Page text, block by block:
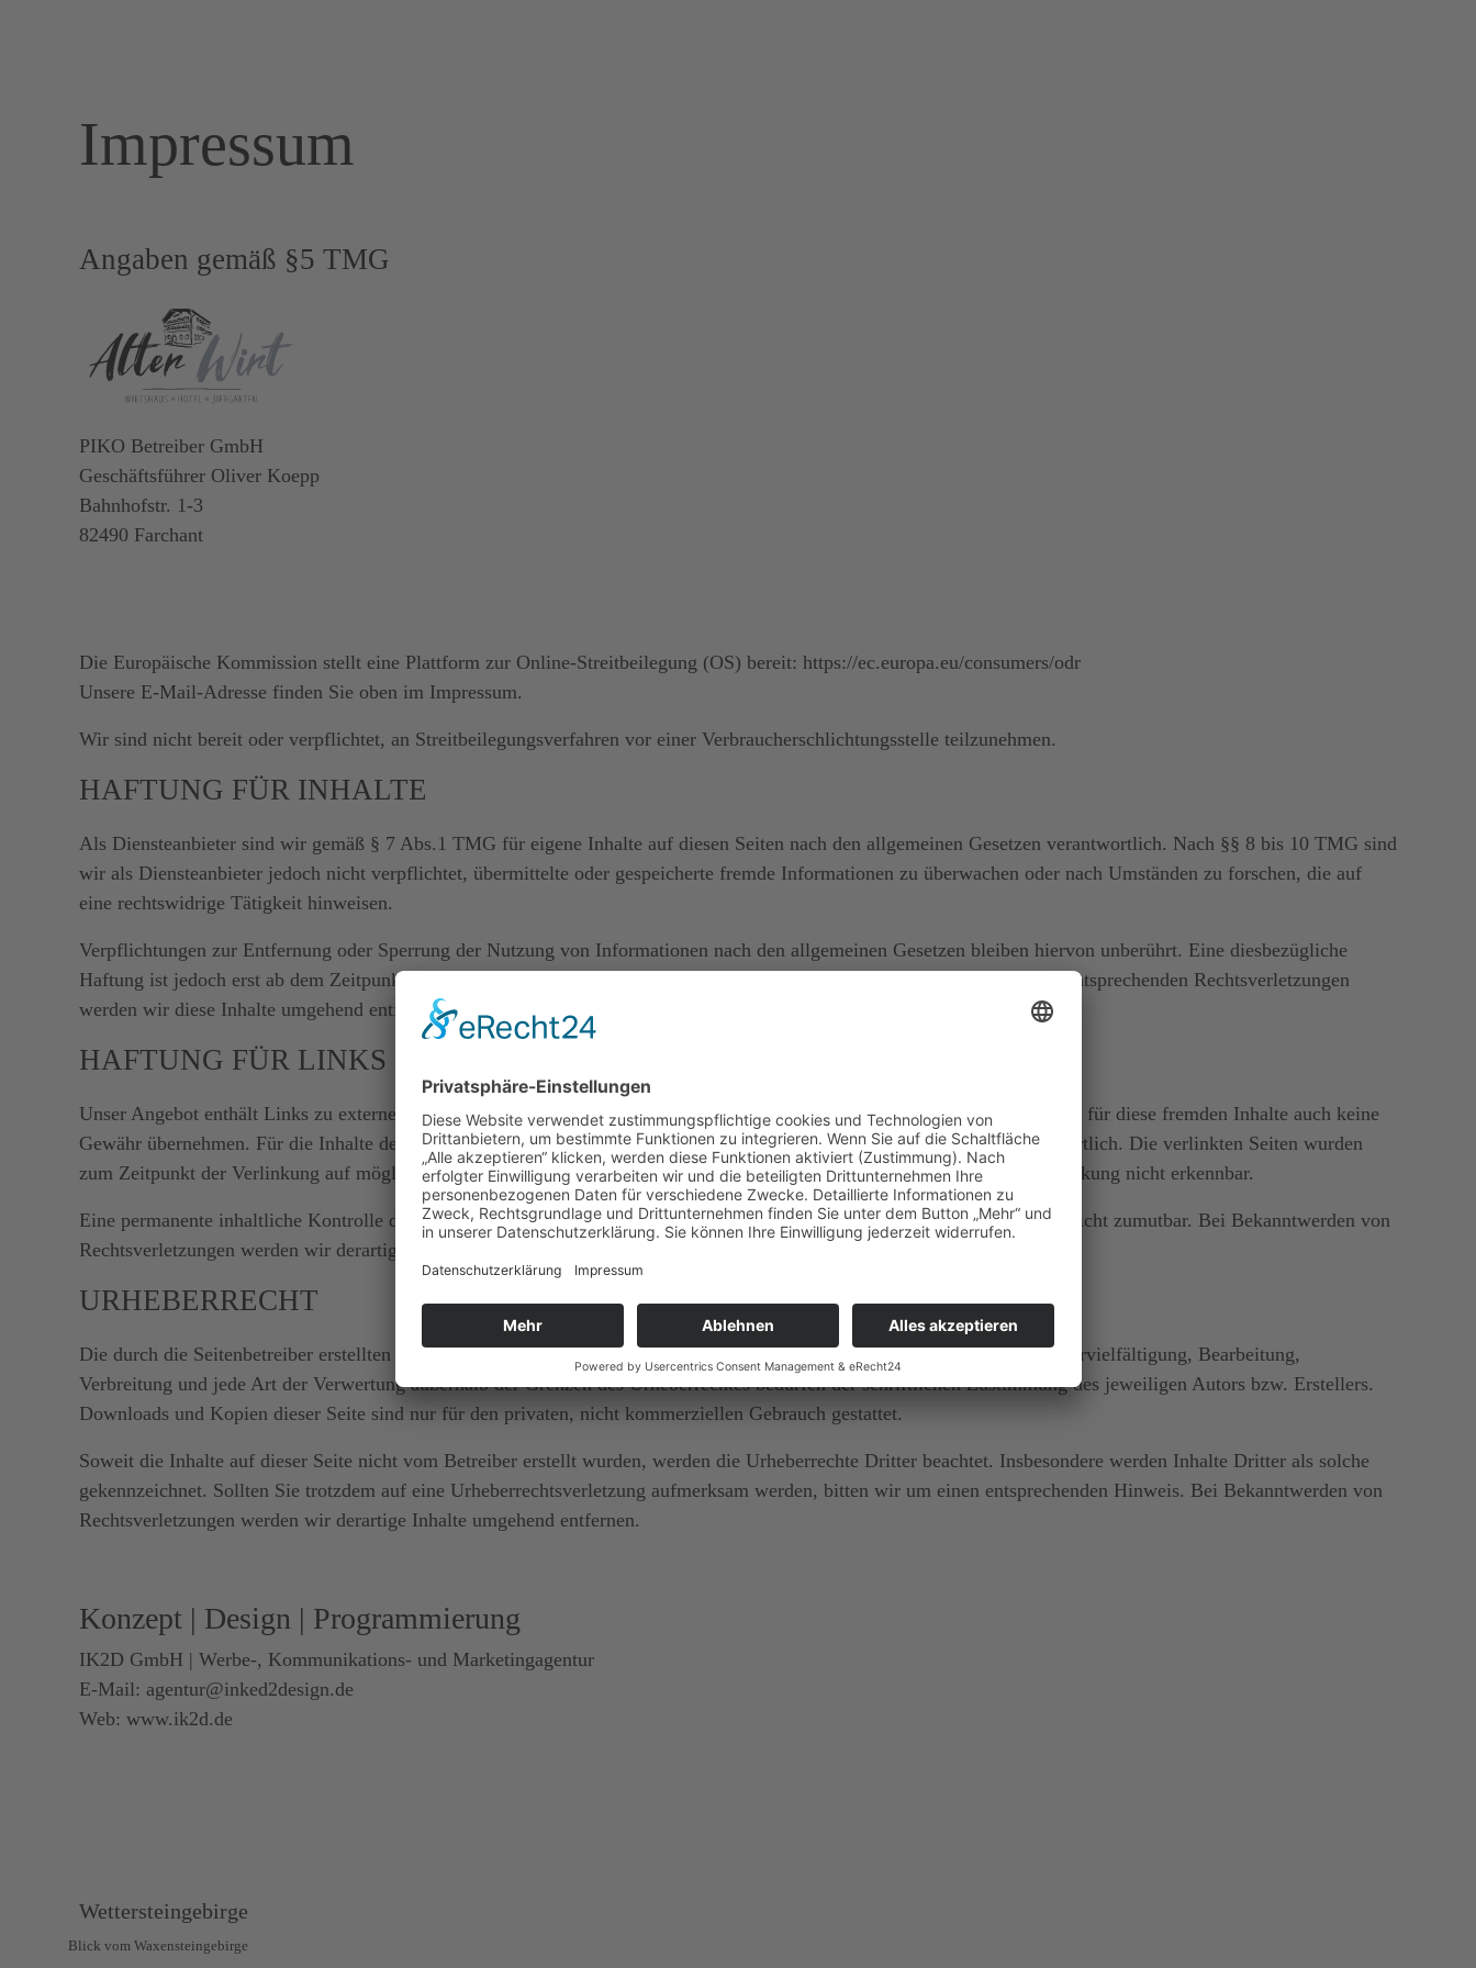
Impressum
Angaben gemäß §5 TMG
PIKO Betreiber GmbH
Geschäftsführer Oliver Koepp
Bahnhofstr. 1-3
82490 Farchant
Die Europäische Kommission stellt eine Plattform zur Online-Streitbeilegung (OS) bereit: https://ec.europa.eu/consumers/odr
Unsere E-Mail-Adresse finden Sie oben im Impressum.
Wir sind nicht bereit oder verpflichtet, an Streitbeilegungsverfahren vor einer Verbraucherschlichtungsstelle teilzunehmen.
HAFTUNG FÜR INHALTE
Als Diensteanbieter sind wir gemäß § 7 Abs.1 TMG für eigene Inhalte auf diesen Seiten nach den allgemeinen Gesetzen verantwortlich. Nach §§ 8 bis 10 TMG sind
wir als Diensteanbieter jedoch nicht verpflichtet, übermittelte oder gespeicherte fremde Informationen zu überwachen oder nach Umständen zu forschen, die auf
eine rechtswidrige Tätigkeit hinweisen.
Verpflichtungen zur Entfernung oder Sperrung der Nutzung von Informationen nach den allgemeinen Gesetzen bleiben hiervon unberührt. Eine diesbezügliche
Haftung ist jedoch erst ab dem Zeitpunkt der Kenntnis einer konkreten Rechtsverletzung möglich. Bei Bekanntwerden von entsprechenden Rechtsverletzungen
werden wir diese Inhalte umgehend entfernen.
HAFTUNG FÜR LINKS
Unser Angebot enthält Links zu externen Webseiten Dritter, auf deren Inhalte wir keinen Einfluss haben. Deshalb können wir für diese fremden Inhalte auch keine
Gewähr übernehmen. Für die Inhalte der verlinkten Seiten ist stets der jeweilige Anbieter oder Betreiber der Seiten verantwortlich. Die verlinkten Seiten wurden
zum Zeitpunkt der Verlinkung auf mögliche Rechtsverstöße überprüft. Rechtswidrige Inhalte waren zum Zeitpunkt der Verlinkung nicht erkennbar.
Eine permanente inhaltliche Kontrolle der verlinkten Seiten ist jedoch ohne konkrete Anhaltspunkte einer Rechtsverletzung nicht zumutbar. Bei Bekanntwerden von
Rechtsverletzungen werden wir derartige Links umgehend entfernen.
URHEBERRECHT
Die durch die Seitenbetreiber erstellten Inhalte und Werke auf diesen Seiten unterliegen dem deutschen Urheberrecht. Die Vervielfältigung, Bearbeitung,
Verbreitung und jede Art der Verwertung außerhalb der Grenzen des Urheberrechtes bedürfen der schriftlichen Zustimmung des jeweiligen Autors bzw. Erstellers.
Downloads und Kopien dieser Seite sind nur für den privaten, nicht kommerziellen Gebrauch gestattet.
Soweit die Inhalte auf dieser Seite nicht vom Betreiber erstellt wurden, werden die Urheberrechte Dritter beachtet. Insbesondere werden Inhalte Dritter als solche
gekennzeichnet. Sollten Sie trotzdem auf eine Urheberrechtsverletzung aufmerksam werden, bitten wir um einen entsprechenden Hinweis. Bei Bekanntwerden von
Rechtsverletzungen werden wir derartige Inhalte umgehend entfernen.
Konzept | Design | Programmierung
IK2D GmbH | Werbe-, Kommunikations- und Marketingagentur
E-Mail: agentur@inked2design.de
Web: www.ik2d.de
Wettersteingebirge
Blick vom Waxensteingebirge